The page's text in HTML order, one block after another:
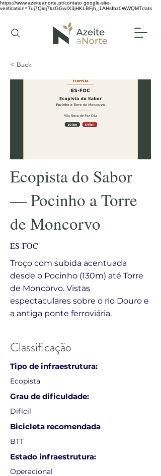
https://www.azeiteanorte.pt/contato google-site-
verification=Tuj7Qiej7kzGGwIX3jHKLBFjh_1AHsIbz0WWQMTdats
< Back
Ecopista do Sabor
— Pocinho a Torre
de Moncorvo
ES-FOC
Troço com subida acentuada
desde o Pocinho (130m) até Torre
de Moncorvo. Vistas
espectaculares sobre o rio Douro e
a antiga ponte ferroviária.
Classificação
Tipo de infraestrutura:
Ecopista
Grau de dificuldade:
Difícil
Bicicleta recomendada
BTT
Estado infraestrutura:
Operacional